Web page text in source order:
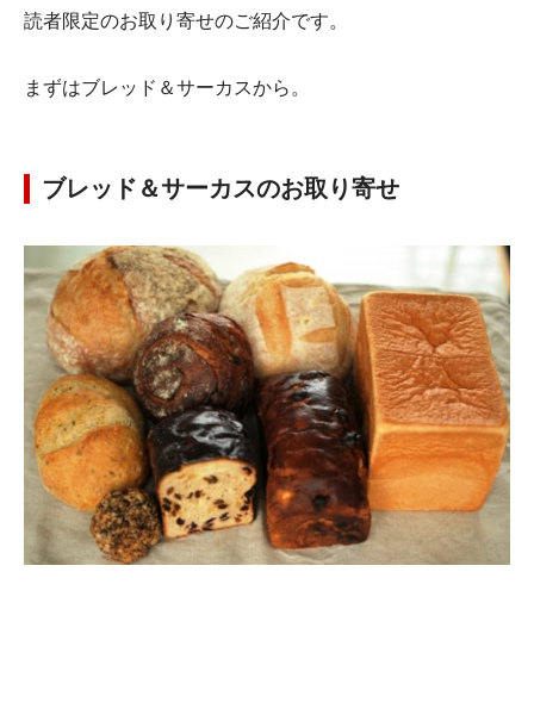
読者限定のお取り寄せのご紹介です。
まずはブレッド＆サーカスから。
ブレッド＆サーカスのお取り寄せ